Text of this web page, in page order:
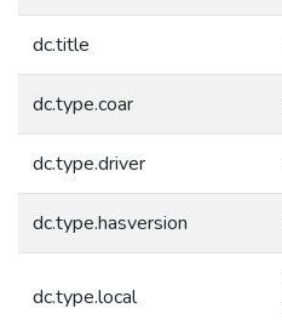
dc.title
dc.type.coar
dc.type.driver
dc.type.hasversion
dc.type.local